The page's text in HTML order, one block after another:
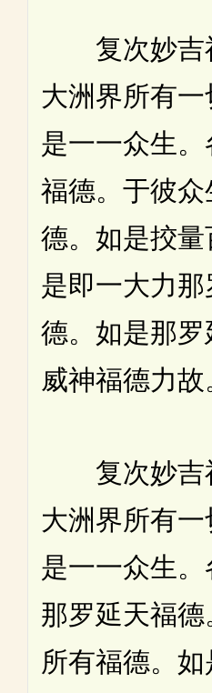
复次妙吉
大洲界所有
是一一众生
福德。于彼众
德。如是挍量
是即一大力
德。如是那
威神福德力故
复次妙吉
大洲界所有
是一一众生。
那罗延天福
所有福德。